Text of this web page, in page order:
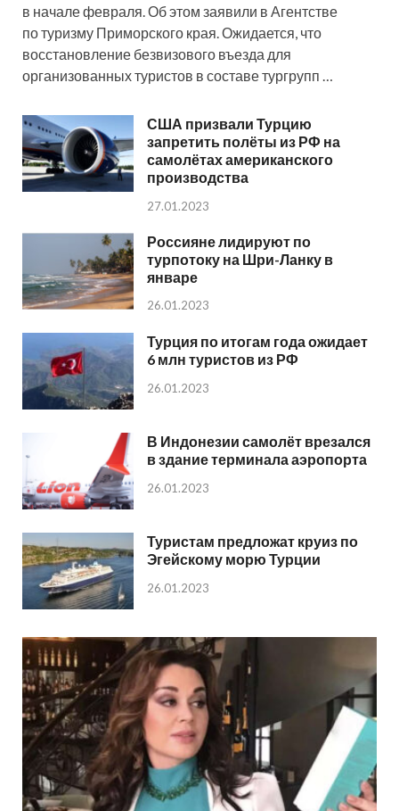
в начале февраля. Об этом заявили в Агентстве
по туризму Приморского края. Ожидается, что
восстановление безвизового въезда для
организованных туристов в составе тургрупп …
США призвали Турцию
запретить полёты из РФ на
самолётах американского
производства
27.01.2023
Россияне лидируют по
турпотоку на Шри-Ланку в
январе
26.01.2023
Турция по итогам года ожидает
6 млн туристов из РФ
26.01.2023
В Индонезии самолёт врезался
в здание терминала аэропорта
26.01.2023
Туристам предложат круиз по
Эгейскому морю Турции
26.01.2023